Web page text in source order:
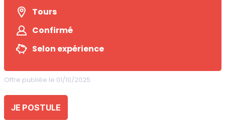
Tours
Confirmé
Selon expérience
Offre publiée le 01/10/2025
JE POSTULE